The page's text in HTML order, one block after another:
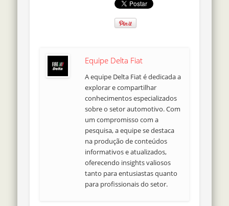
Equipe Delta Fiat
A equipe Delta Fiat é dedicada a
explorar e compartilhar
conhecimentos especializados
sobre o setor automotivo. Com
um compromisso com a
pesquisa, a equipe se destaca
na produção de conteúdos
informativos e atualizados,
oferecendo insights valiosos
tanto para entusiastas quanto
para profissionais do setor.